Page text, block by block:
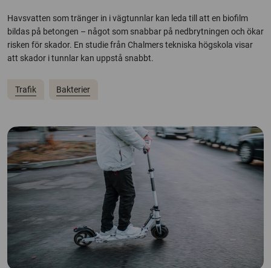
Havsvatten som tränger in i vägtunnlar kan leda till att en biofilm
bildas på betongen – något som snabbar på nedbrytningen och ökar
risken för skador. En studie från Chalmers tekniska högskola visar
att skador i tunnlar kan uppstå snabbt.
Trafik Bakterier